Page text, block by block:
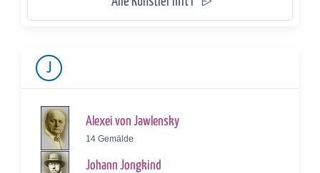
J
Alexei von Jawlensky
14 Gemälde
Johann Jongkind